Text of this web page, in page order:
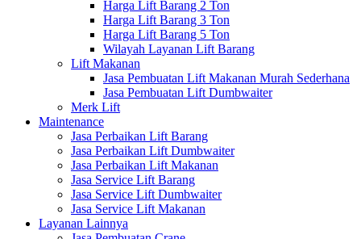
Harga Lift Barang 2 Ton
Harga Lift Barang 3 Ton
Harga Lift Barang 5 Ton
Wilayah Layanan Lift Barang
Lift Makanan
Jasa Pembuatan Lift Makanan Murah Sederhana
Jasa Pembuatan Lift Dumbwaiter
Merk Lift
Maintenance
Jasa Perbaikan Lift Barang
Jasa Perbaikan Lift Dumbwaiter
Jasa Perbaikan Lift Makanan
Jasa Service Lift Barang
Jasa Service Lift Dumbwaiter
Jasa Service Lift Makanan
Layanan Lainnya